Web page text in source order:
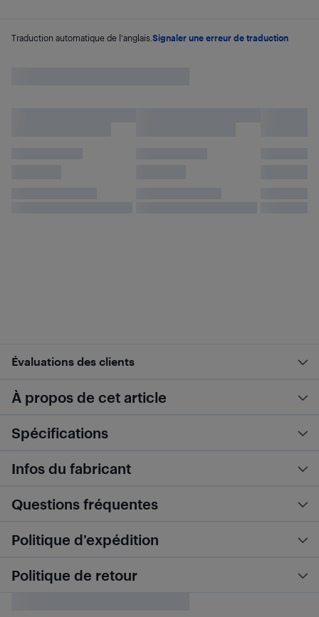
Traduction automatique de l'anglais. Signaler une erreur de traduction
Évaluations des clients
À propos de cet article
Spécifications
Infos du fabricant
Questions fréquentes
Politique d’expédition
Politique de retour